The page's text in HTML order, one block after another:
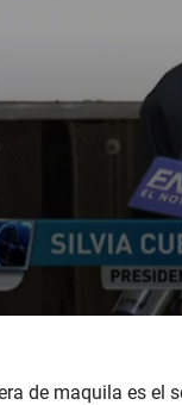
de maquila es el